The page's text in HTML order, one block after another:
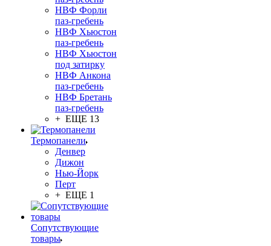
НВФ Форли
паз-гребень
НВФ Хьюстон
паз-гребень
НВФ Хьюстон
под затирку
НВФ Анкона
паз-гребень
НВФ Бретань
паз-гребень
+ ЕЩЕ 13
Термопанели
Денвер
Дижон
Нью-Йорк
Перт
+ ЕЩЕ 1
Сопутствующие
товары